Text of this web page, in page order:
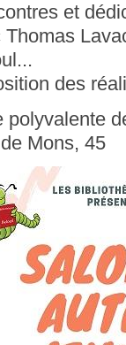
et
Thomas
des
polyvalente
Mons, 45